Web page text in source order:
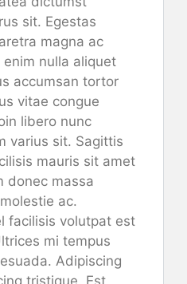
sit. Egestas
magna ac
nulla aliquet
accumsan tortor
vitae congue
libero nunc
varius sit. Sagittis
mauris sit amet
donec massa
ac.
facilisis volutpat est
mi tempus
Adipiscing
tristique. Est